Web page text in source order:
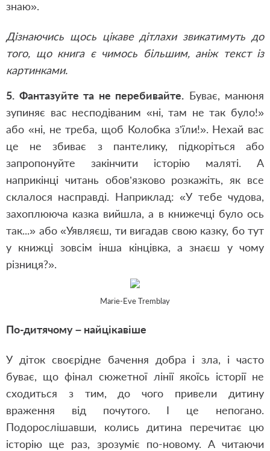
знаю».
Дізнаючись щось цікаве дітлахи звикатимуть до
того, що книга є чимось більшим, аніж текст із
картинками.
5. Фантазуйте та не перебивайте. Буває, манюня
зупиняє вас несподіваним «ні, там не так було!»
або «ні, не треба, щоб Колобка з’їли!». Нехай вас
це не збиває з пантелику, підкоріться або
запропонуйте закінчити історію маляті. А
наприкінці читань обов’язково розкажіть, як все
склалося насправді. Наприклад: «У тебе чудова,
захоплююча казка вийшла, а в книжечці було ось
так...» або «Уявляєш, ти вигадав свою казку, бо тут
у книжці зовсім інша кінцівка, а знаєш у чому
різниця?».
Marie-Eve Tremblay
По-дитячому – найцікавіше
У діток своєрідне бачення добра і зла, і часто
буває, що фінал сюжетної лінії якоїсь історії не
сходиться з тим, до чого привели дитину
враження від почутого. І це непогано.
Подорослішавши, колись дитина перечитає цю
історію ще раз, зрозуміє по-новому. А читаючи